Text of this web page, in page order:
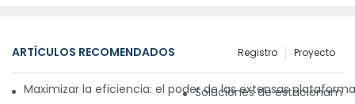
ARTÍCULOS RECOMENDADOS Proyecto
Registro
Maximizar la eficiencia: el poder de las extensas
Soluciones de